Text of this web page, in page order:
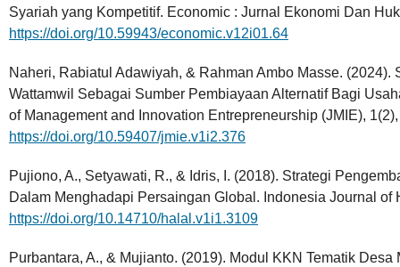
Syariah yang Kompetitif. Economic : Jurnal Ekonomi Dan
https://doi.org/10.59943/economic.v12i01.64
Naheri, Rabiatul Adawiyah, & Rahman Ambo Masse.
Wattamwil Sebagai Sumber Pembiayaan Alternatif Bagi
of Management and Innovation Entrepreneurship (JMIE),
https://doi.org/10.59407/jmie.v1i2.376
Pujiono, A., Setyawati, R., & Idris, I. (2018). Strategi
Dalam Menghadapi Persaingan Global. Indonesia Journal of
https://doi.org/10.14710/halal.v1i1.3109
Purbantara, A., & Mujianto. (2019). Modul KKN Tematik